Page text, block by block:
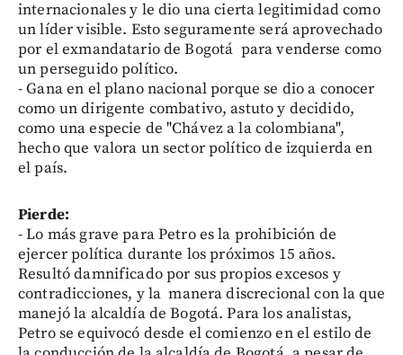
internacionales y le dio una cierta legitimidad como
un líder visible. Esto seguramente será aprovechado
por el exmandatario de Bogotá para venderse como
un perseguido político.
- Gana en el plano nacional porque se dio a conocer
como un dirigente combativo, astuto y decidido,
como una especie de "Chávez a la colombiana",
hecho que valora un sector político de izquierda en
el país.
Pierde:
- Lo más grave para Petro es la prohibición de
ejercer política durante los próximos 15 años.
Resultó damnificado por sus propios excesos y
contradicciones, y la manera discrecional con la que
manejó la alcaldía de Bogotá. Para los analistas,
Petro se equivocó desde el comienzo en el estilo de